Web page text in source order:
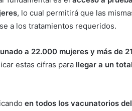
, lo cual permitirá que las
a los tratamientos requeridos.
a 22.000 mujeres y más de
estas cifras para llegar a un
en todos los vacunatorios